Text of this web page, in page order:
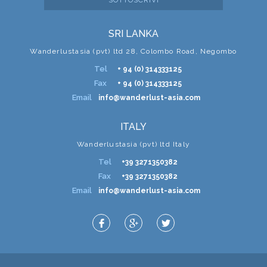
SRI LANKA
Wanderlustasia (pvt) ltd 28, Colombo Road, Negombo
Tel + 94 (0) 314333125
Fax + 94 (0) 314333125
Email info@wanderlust-asia.com
ITALY
Wanderlustasia (pvt) ltd Italy
Tel +39 3271350382
Fax +39 3271350382
Email info@wanderlust-asia.com